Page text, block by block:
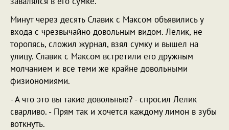
Минут через десять Славик с Максом объявились у
входа с чрезвычайно довольным видом. Лелик, не
торопясь, сложил журнал, взял сумку и вышел на
улицу. Славик с Максом встретили его дружным
молчанием и все теми же крайне довольными
физиономиями.
- А что это вы такие довольные? - спросил Лелик
сварливо. - Прям так и хочется каждому лимон в зубы
воткнуть.